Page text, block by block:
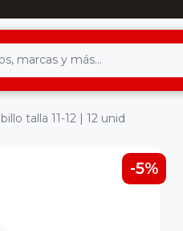
talla 11-12 | 12 unid
-5%